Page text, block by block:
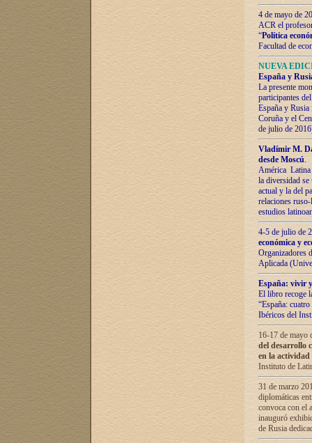
4 de mayo de
ACR el
“Política
Facultad de
NUEVA
España y
La presente
participantes
España y
Coruña y el
de julio de
Vladímir М.
desde Moscú.
América Latina
la diversidad
actual у lа del
relaciones
estudios
4-5 de julio de
económica y
Organizadores
Aplicada
España: vivir
El libro recoge
“España:
Ibéricos del
16-17 de mayo
del desarrollo
en la
Instituto de
31 de marzo
diplomáticas
convoca con el
inauguró
de Rusia